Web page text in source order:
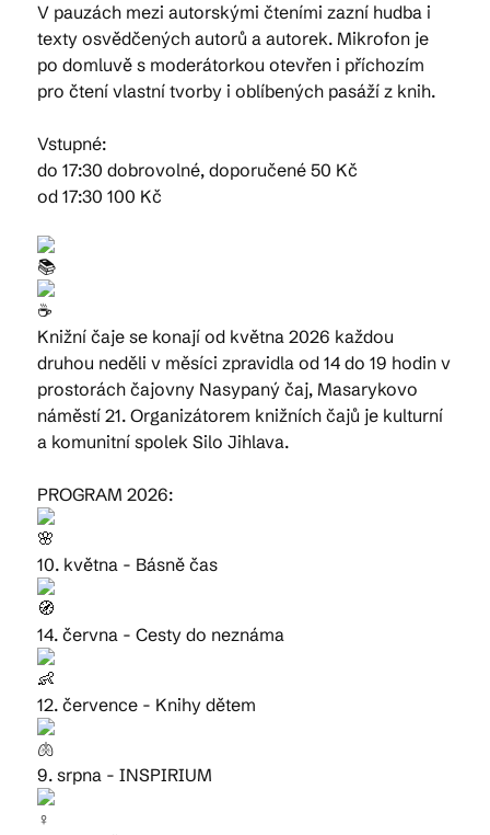
V pauzách mezi autorskými čteními zazní hudba i
texty osvědčených autorů a autorek. Mikrofon je
po domluvě s moderátorkou otevřen i příchozím
pro čtení vlastní tvorby i oblíbených pasáží z knih.
Vstupné:
do 17:30 dobrovolné, doporučené 50 Kč
od 17:30 100 Kč
Knižní čaje se konají od května 2026 každou
druhou neděli v měsíci zpravidla od 14 do 19 hodin v
prostorách čajovny Nasypaný čaj, Masarykovo
náměstí 21. Organizátorem knižních čajů je kulturní
a komunitní spolek Silo Jihlava.
PROGRAM 2026:
10. května - Básně čas
14. června - Cesty do neznáma
12. července - Knihy dětem
9. srpna - INSPIRIUM